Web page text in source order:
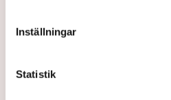
Inställningar
Statistik
”Kan ju inte riva
Men det hjälper inte Lindas